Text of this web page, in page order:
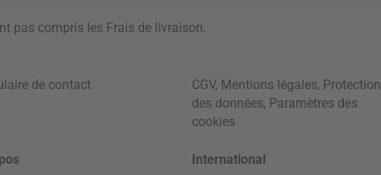
pas compris les Frais de livraison
de contact CGV, Mentions légales, Protection
des données, Paramètres des
cookies
International